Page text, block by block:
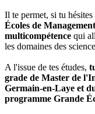
Il te permet, si tu
Écoles de Management
multicompétence qui
les domaines des
A l'issue de tes études,
grade de Master de
Germain-en-Laye et
programme Grande